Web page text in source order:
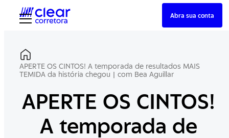
content
Abra sua conta
APERTE OS CINTOS! A temporada de resultados MAIS
TEMIDA da história chegou | com Bea Aguillar
APERTE OS CINTOS!
A temporada de